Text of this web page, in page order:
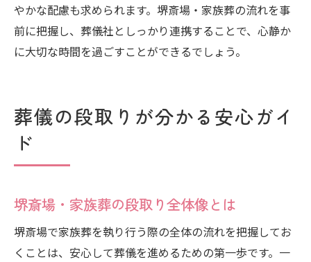
やかな配慮も求められます。堺斎場・家族葬の流れを事
前に把握し、葬儀社としっかり連携することで、心静か
に大切な時間を過ごすことができるでしょう。
葬儀の段取りが分かる安心ガイ
ド
堺斎場・家族葬の段取り全体像とは
堺斎場で家族葬を執り行う際の全体の流れを把握してお
くことは、安心して葬儀を進めるための第一歩です。一